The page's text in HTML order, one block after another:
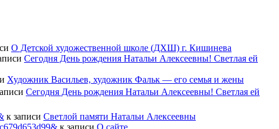
О Детской художественной школе (ДХШ) г. Кишинева
Сегодня День рождения Натальи Алексеевны! Светлая ей
Художник Васильев, художник Фальк — его семья и жены
Сегодня День рождения Натальи Алексеевны! Светлая ей
к записи Светлой памяти Натальи Алексеевны
к записи О сайте